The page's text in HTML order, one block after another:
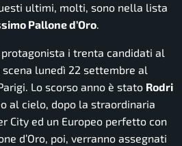
ultimi, molti, sono nella lista
Pallone d’Oro.
i trenta candidati al
lunedì 22 settembre al
Lo scorso anno è stato Rodri
al cielo, dopo la straordinaria
City ed un Europeo perfetto con
d’Oro, poi, verranno assegnati